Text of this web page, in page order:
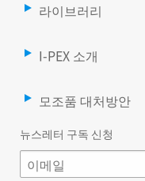
라이브러리
I-PEX 소개
모조품 대처방안
뉴스레터 구독 신청